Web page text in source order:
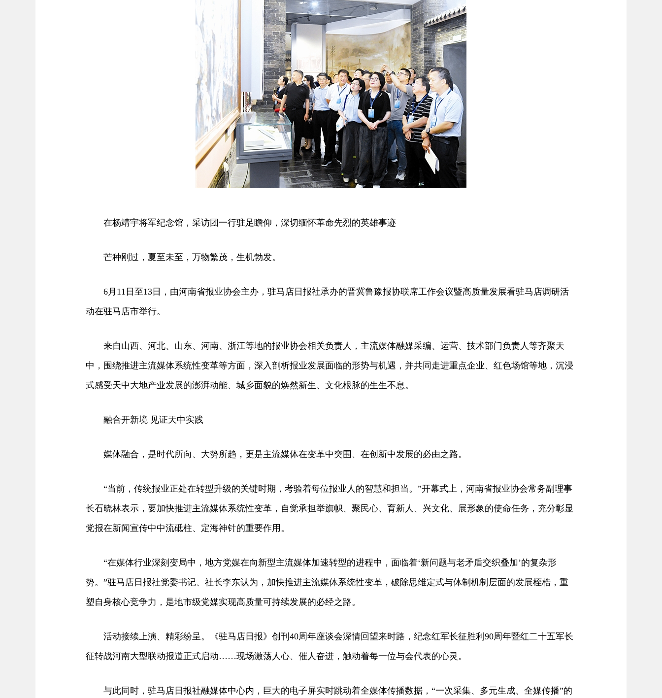
在杨靖宇将军纪念馆，采访团一行驻足瞻仰，深切缅怀革命先烈的英雄事迹
芒种刚过，夏至未至，万物繁茂，生机勃发。
6月11日至13日，由河南省报业协会主办，驻马店日报社承办的晋冀鲁豫报协联席工作会议暨高质量发展看驻马店调研活
动在驻马店市举行。
来自山西、河北、山东、河南、浙江等地的报业协会相关负责人，主流媒体融媒采编、运营、技术部门负责人等齐聚天
中，围绕推进主流媒体系统性变革等方面，深入剖析报业发展面临的形势与机遇，并共同走进重点企业、红色场馆等地，沉浸
式感受天中大地产业发展的澎湃动能、城乡面貌的焕然新生、文化根脉的生生不息。
融合开新境 见证天中实践
媒体融合，是时代所向、大势所趋，更是主流媒体在变革中突围、在创新中发展的必由之路。
“当前，传统报业正处在转型升级的关键时期，考验着每位报业人的智慧和担当。”开幕式上，河南省报业协会常务副理事
长石晓林表示，要加快推进主流媒体系统性变革，自觉承担举旗帜、聚民心、育新人、兴文化、展形象的使命任务，充分彰显
党报在新闻宣传中中流砥柱、定海神针的重要作用。
“在媒体行业深刻变局中，地方党媒在向新型主流媒体加速转型的进程中，面临着‘新问题与老矛盾交织叠加’的复杂形
势。”驻马店日报社党委书记、社长李东认为，加快推进主流媒体系统性变革，破除思维定式与体制机制层面的发展桎梏，重
塑自身核心竞争力，是地市级党媒实现高质量可持续发展的必经之路。
活动接续上演、精彩纷呈。《驻马店日报》创刊40周年座谈会深情回望来时路，纪念红军长征胜利90周年暨红二十五军长
征转战河南大型联动报道正式启动……现场激荡人心、催人奋进，触动着每一位与会代表的心灵。
与此同时，驻马店日报社融媒体中心内，巨大的电子屏实时跳动着全媒体传播数据，“一次采集、多元生成、全媒传播”的